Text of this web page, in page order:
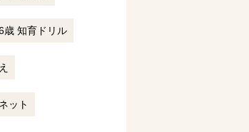
歳 知育ドリル
ット